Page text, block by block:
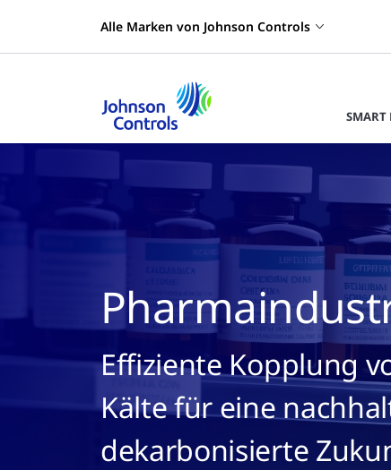
Alle Marken von Johnson Controls
SMART
Effiziente Kopplung
Kälte für eine
dekarbonisierte